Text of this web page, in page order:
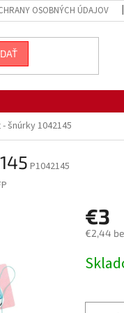
OSOBNÝCH ÚDAJOV
šnúrky 1042145
P1042145
€3
€2,44
cena: